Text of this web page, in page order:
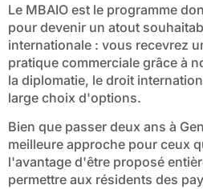
Le MBAIO est le programme
pour devenir un atout
internationale : vous recevrez
pratique commerciale grâce à
la diplomatie, le droit
large choix d'options.
Bien que passer deux ans à
meilleure approche pour ceux
l'avantage d'être proposé
permettre aux résidents des